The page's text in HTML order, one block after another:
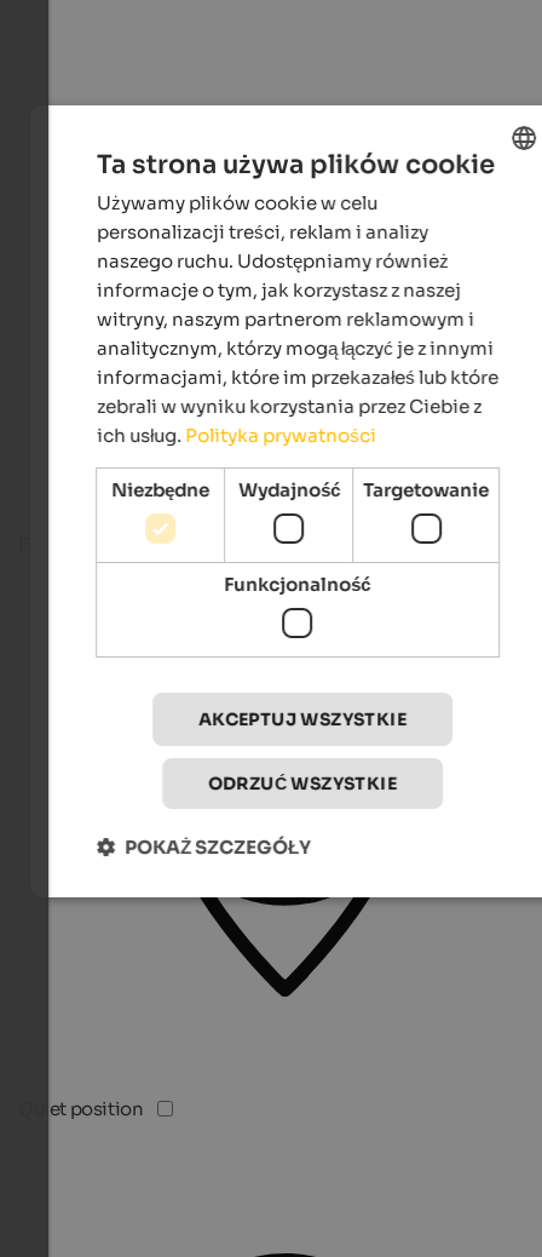
Quiet position
Ta strona używa plików cookie
Używamy plików cookie w celu
personalizacji treści, reklam i analizy
naszego ruchu. Udostępniamy również
informacje o tym, jak korzystasz z naszej
witryny, naszym partnerom reklamowym i
analitycznym, którzy mogą łączyć je z innymi
informacjami, które im przekazałeś lub które
zebrali w wyniku korzystania przez Ciebie z
ich usług. Polityka prywatności
Niezbędne Wydajność Targetowanie
Funkcjonalność
AKCEPTUJ WSZYSTKIE
ODRZUĆ WSZYSTKIE
POKAŻ SZCZEGÓŁY